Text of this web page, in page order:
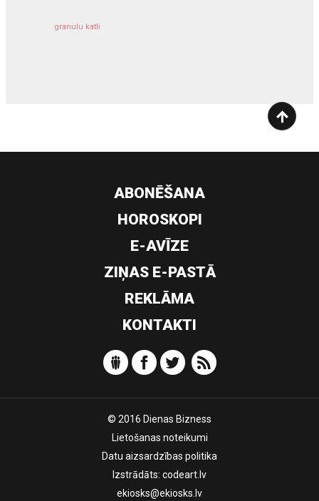
granulu katli
ABONĒŠANA
HOROSKOPI
E-AVĪZE
ZIŅAS E-PASTĀ
REKLĀMA
KONTAKTI
© 2016 Dienas Bizness
Lietošanas noteikumi
Datu aizsardzības politika
Izstrādāts: codeart.lv
ekiosks@ekiosks.lv